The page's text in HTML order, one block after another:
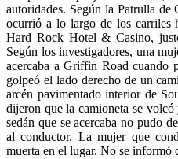
autoridades. Según la Patrulla de
ocurrió a lo largo de los carriles
Hard Rock Hotel & Casino,
Según los investigadores, una
acercaba a Griffin Road cuando
golpeó el lado derecho de un
arcén pavimentado interior de
dijeron que la camioneta se
sedán que se acercaba no pudo
al conductor. La mujer que
muerta en el lugar. No se informó